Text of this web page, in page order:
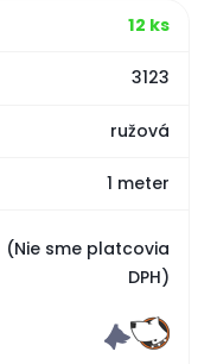
12 ks
3123
ružová
1 meter
(Nie sme platcovia
DPH)